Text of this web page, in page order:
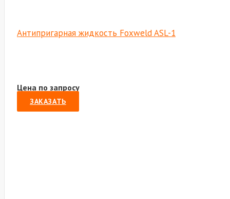
Антипригарная жидкость Foxweld ASL-1
Цена по запросу
ЗАКАЗАТЬ